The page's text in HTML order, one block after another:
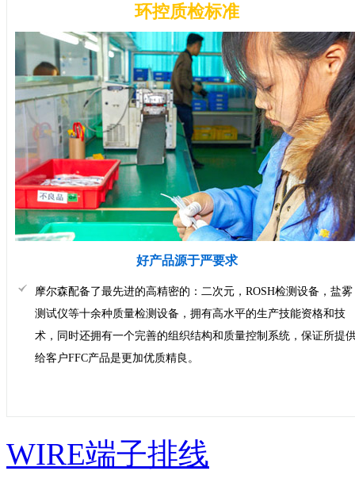
环控质检标准
好产品源于严要求
摩尔森配备了最先进的高精密的：二次元，ROSH检测设备，盐雾
测试仪等十余种质量检测设备，拥有高水平的生产技能资格和技
术，同时还拥有一个完善的组织结构和质量控制系统，保证所提
给客户FFC产品是更加优质精良。
WIRE端子排线